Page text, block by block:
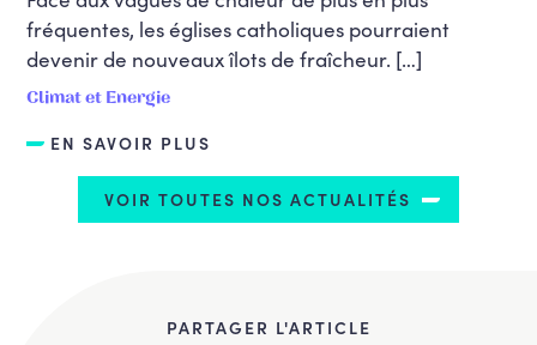
fréquentes, les églises catholiques pourraient
devenir de nouveaux îlots de fraîcheur. […]
Climat et Energie
EN SAVOIR PLUS
VOIR TOUTES NOS ACTUALITÉS
PARTAGER L'ARTICLE